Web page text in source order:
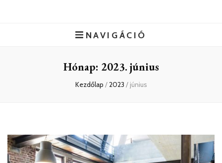
NAVIGÁCIÓ
Hónap: 2023. június
Kezdőlap /2023 / június